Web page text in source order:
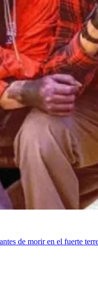
de morir en el fuerte